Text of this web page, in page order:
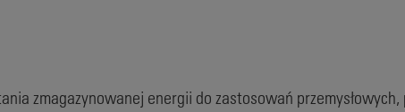
zmagazynowanej energii do zastosowań